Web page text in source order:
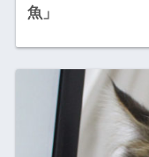
魚」